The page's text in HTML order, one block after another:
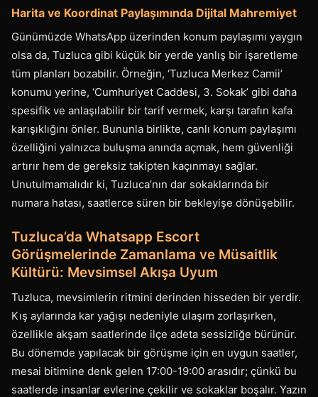
Harita ve Koordinat Paylaşımında Dijital Mahremiyet
Günümüzde WhatsApp üzerinden konum paylaşımı yaygın
olsa da, Tuzluca gibi küçük bir yerde yanlış bir işaretleme
tüm planları bozabilir. Örneğin, ‘Tuzluca Merkez Camii’
konumu yerine, ‘Cumhuriyet Caddesi, 3. Sokak’ gibi daha
spesifik ve anlaşılabilir bir tarif vermek, karşı tarafın kafa
karışıklığını önler. Bununla birlikte, canlı konum paylaşımı
özelliğini yalnızca buluşma anında açmak, hem güvenliği
artırır hem de gereksiz takipten kaçınmayı sağlar.
Unutulmamalıdır ki, Tuzluca’nın dar sokaklarında bir
numara hatası, saatlerce süren bir bekleyişe dönüşebilir.
Tuzluca’da Whatsapp Escort
Görüşmelerinde Zamanlama ve Müsaitlik
Kültürü: Mevsimsel Akışa Uyum
Tuzluca, mevsimlerin ritmini derinden hisseden bir yerdir.
Kış aylarında kar yağışı nedeniyle ulaşım zorlaşırken,
özellikle akşam saatlerinde ilçe adeta sessizliğe bürünür.
Bu dönemde yapılacak bir görüşme için en uygun saatler,
mesai bitimine denk gelen 17:00-19:00 arasıdır; çünkü bu
saatlerde insanlar evlerine çekilir ve sokaklar boşalır. Yazın